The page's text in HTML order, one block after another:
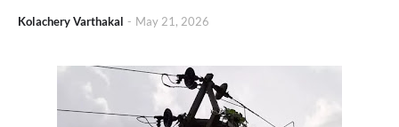
Kolachery Varthakal - May 21, 2026